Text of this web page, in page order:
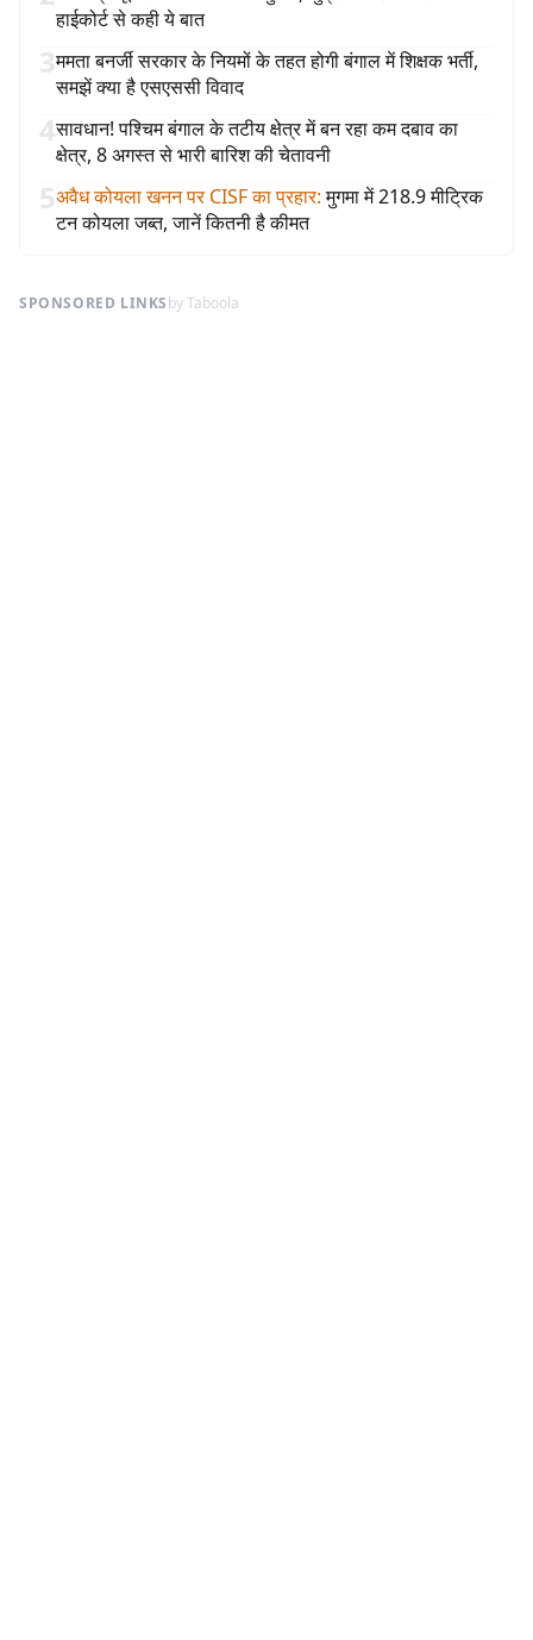
हाईकोर्ट से कही ये बात
3ममता बनर्जी सरकार के नियमों के तहत होगी बंगाल में शिक्षक भर्ती,
समझें क्या है एसएससी विवाद
4सावधान! पश्चिम बंगाल के तटीय क्षेत्र में बन रहा कम दबाव का
क्षेत्र, 8 अगस्त से भारी बारिश की चेतावनी
5अवैध कोयला खनन पर CISF का प्रहार: मुगमा में 218.9 मीट्रिक
टन कोयला जब्त, जानें कितनी है कीमत
SPONSORED LINKSby Taboola